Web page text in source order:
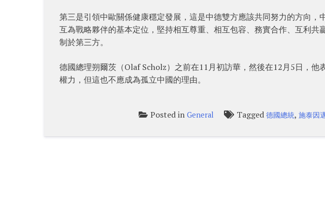
第三是引領中歐關係健康穩定發展，這是中德雙方應該共同努力的方向，
互為戰略夥伴的基本定位，堅持相互尊重、相互包容、務實合作、互利共
制於第三方。
德國總理朔爾茨（Olaf Scholz）之前在11月初訪華，然後在12月5日，他
權力，但這也不應成為孤立中國的理由。
Posted inGeneral Tagged德國總統,施泰因